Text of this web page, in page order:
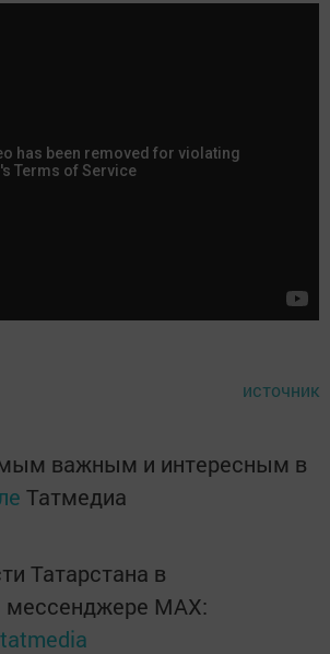
источник
важным и интересным в
Татмедиа
Татарстана в
мессенджере MАХ: